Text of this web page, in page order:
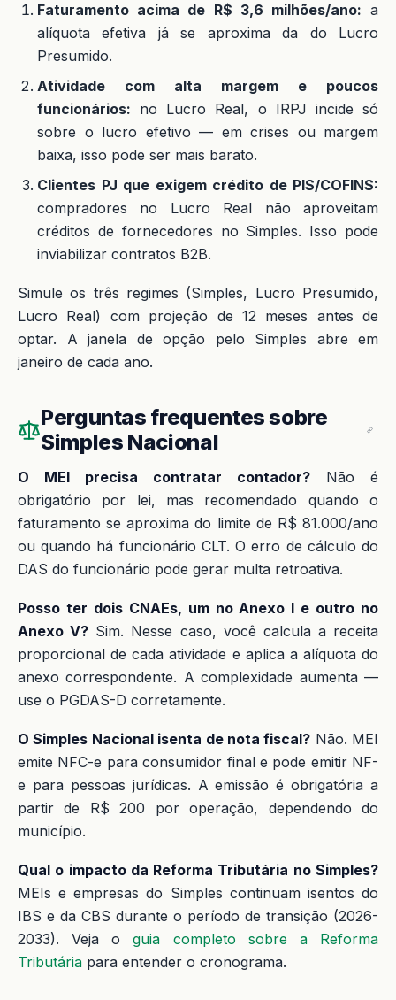
Faturamento acima de R$ 3,6 milhões/ano: a
alíquota efetiva já se aproxima da do Lucro
Presumido.
Atividade com alta margem e poucos
funcionários: no Lucro Real, o IRPJ incide só
sobre o lucro efetivo — em crises ou margem
baixa, isso pode ser mais barato.
Clientes PJ que exigem crédito de PIS/COFINS:
compradores no Lucro Real não aproveitam
créditos de fornecedores no Simples. Isso pode
inviabilizar contratos B2B.
Simule os três regimes (Simples, Lucro Presumido,
Lucro Real) com projeção de 12 meses antes de
optar. A janela de opção pelo Simples abre em
janeiro de cada ano.
Perguntas frequentes sobre
Simples Nacional
O MEI precisa contratar contador? Não é
obrigatório por lei, mas recomendado quando o
faturamento se aproxima do limite de R$ 81.000/ano
ou quando há funcionário CLT. O erro de cálculo do
DAS do funcionário pode gerar multa retroativa.
Posso ter dois CNAEs, um no Anexo I e outro no
Anexo V? Sim. Nesse caso, você calcula a receita
proporcional de cada atividade e aplica a alíquota do
anexo correspondente. A complexidade aumenta —
use o PGDAS-D corretamente.
O Simples Nacional isenta de nota fiscal? Não. MEI
emite NFC-e para consumidor final e pode emitir NF-
e para pessoas jurídicas. A emissão é obrigatória a
partir de R$ 200 por operação, dependendo do
município.
Qual o impacto da Reforma Tributária no Simples?
MEIs e empresas do Simples continuam isentos do
IBS e da CBS durante o período de transição (2026-
2033). Veja oguia completo sobre a Reforma
Tributária para entender o cronograma.